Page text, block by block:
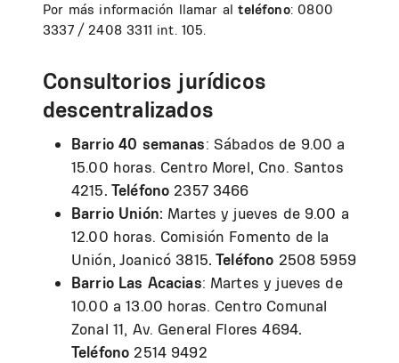
Por más información llamar alteléfono: 0800
3337 / 2408 3311 int. 105.
Consultorios jurídicos
descentralizados
Barrio 40 semanas: Sábados de 9.00 a
15.00 horas. Centro Morel, Cno. Santos
4215. Teléfono 2357 3466
Barrio Unión: Martes y jueves de 9.00 a
12.00 horas. Comisión Fomento de la
Unión, Joanicó 3815. Teléfono 2508 5959
Barrio Las Acacias: Martes y jueves de
10.00 a 13.00 horas. Centro Comunal
Zonal 11, Av. General Flores 4694.
Teléfono 2514 9492